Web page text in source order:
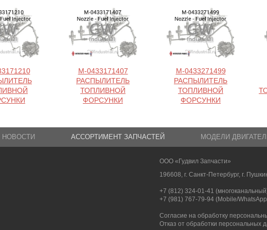
M-0433171407
РАСПЫЛИТЕЛЬ
ТОПЛИВНОЙ
ФОРСУНКИ
M-0433271499
РАСПЫЛИТЕЛЬ
ТОПЛИВНОЙ
ФОРСУНКИ
НОВОСТИ АССОРТИМЕНТ ЗАПЧАСТЕЙ МОДЕЛИ
ООО «Гудвил Запчасти»
196608, г. Санкт-Петербург, г.
+7 (812) 324-01-41
+7 (981) 767-79-94 (Mobile/
Согласие на обработку
Отказ от обработки персональных